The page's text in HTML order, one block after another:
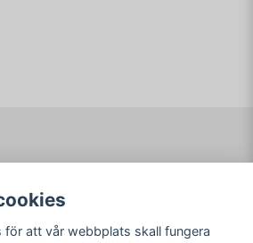
Logga in
Glömt lösenord?
för att vår webbplats skall fungera